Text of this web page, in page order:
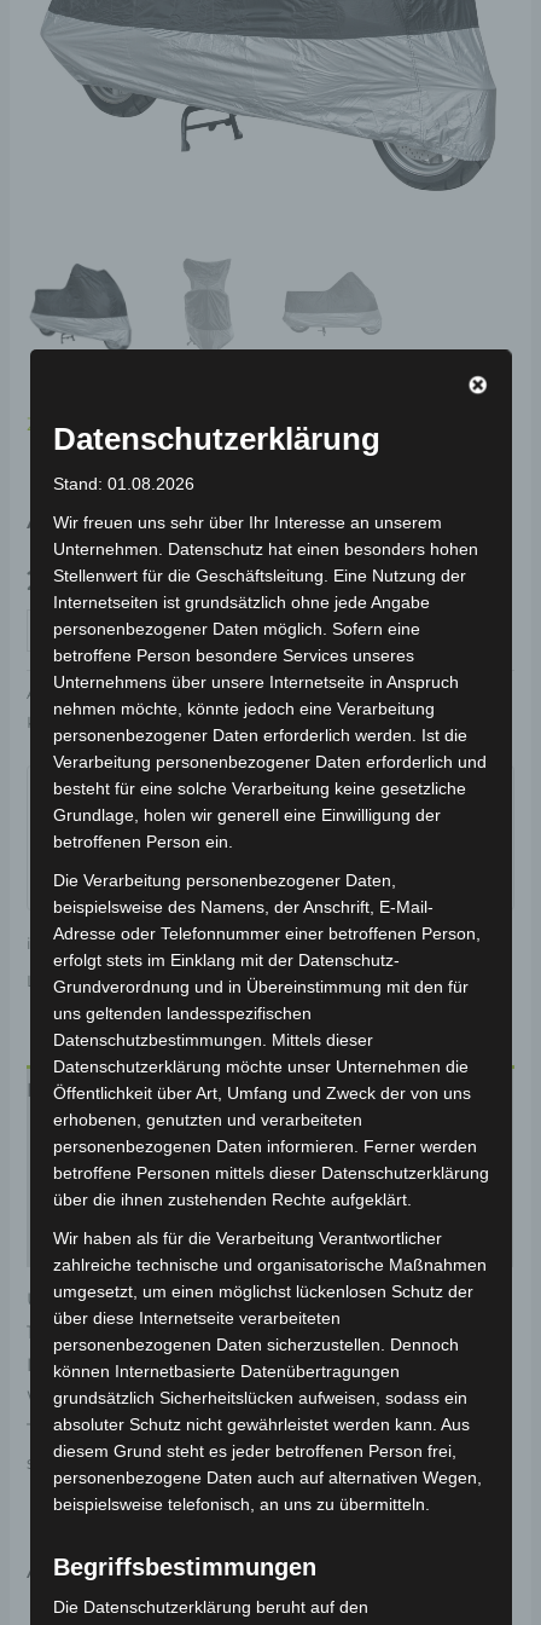
Zubehör ABDECKPLANE
Universal Zweirad
Abdeckplane in Schwarz
29,00€ *
IN DEN WARENKORB
Artikelnummer:COV005-BLACK-M
Kategorien:
Zubehör ABDECKPLANE
Garantiert sicherer Checkout
inkl. 19 % MwSt.Kostenloser Versand
Lieferzeit:Versandfertig innerhalb 24 Stunden*
Beschreibung
Zusätzliche Informationen
Produktsicherheit
Rezensionen (0)
Universelle Abdeckungen für den Außenbereich.
100% wasserdichter Regenschutz. Ideal zum Schutz
Ihres Motorrads vor Regen, Schnee, Sonne und Staub.
Wenn Sie Ihr Motorrad in der Garage, unter der
Treppe, im Garten oder auf der Straße parken und es
so sauber wie möglich haben möchten.
Ähnliche Produkte
Datenschutzerklärung
Stand: 01.08.2026
Wir freuen uns sehr über Ihr Interesse an unserem
Unternehmen. Datenschutz hat einen besonders hohen
Stellenwert für die Geschäftsleitung. Eine Nutzung der
Internetseiten ist grundsätzlich ohne jede Angabe
personenbezogener Daten möglich. Sofern eine
betroffene Person besondere Services unseres
Unternehmens über unsere Internetseite in Anspruch
nehmen möchte, könnte jedoch eine Verarbeitung
personenbezogener Daten erforderlich werden. Ist die
Verarbeitung personenbezogener Daten erforderlich und
besteht für eine solche Verarbeitung keine gesetzliche
Grundlage, holen wir generell eine Einwilligung der
betroffenen Person ein.
Die Verarbeitung personenbezogener Daten,
beispielsweise des Namens, der Anschrift, E-Mail-
Adresse oder Telefonnummer einer betroffenen Person,
erfolgt stets im Einklang mit der Datenschutz-
Grundverordnung und in Übereinstimmung mit den für
uns geltenden landesspezifischen
Datenschutzbestimmungen. Mittels dieser
Datenschutzerklärung möchte unser Unternehmen die
Öffentlichkeit über Art, Umfang und Zweck der von uns
erhobenen, genutzten und verarbeiteten
personenbezogenen Daten informieren. Ferner werden
betroffene Personen mittels dieser Datenschutzerklärung
über die ihnen zustehenden Rechte aufgeklärt.
Wir haben als für die Verarbeitung Verantwortlicher
zahlreiche technische und organisatorische Maßnahmen
umgesetzt, um einen möglichst lückenlosen Schutz der
über diese Internetseite verarbeiteten
personenbezogenen Daten sicherzustellen. Dennoch
können Internetbasierte Datenübertragungen
grundsätzlich Sicherheitslücken aufweisen, sodass ein
absoluter Schutz nicht gewährleistet werden kann. Aus
diesem Grund steht es jeder betroffenen Person frei,
personenbezogene Daten auch auf alternativen Wegen,
beispielsweise telefonisch, an uns zu übermitteln.
Begriffsbestimmungen
Die Datenschutzerklärung beruht auf den